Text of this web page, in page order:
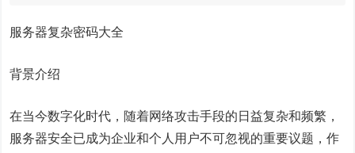
服务器复杂密码大全
背景介绍
在当今数字化时代，随着网络攻击手段的日益复杂和频繁，
服务器安全已成为企业和个人用户不可忽视的重要议题，作